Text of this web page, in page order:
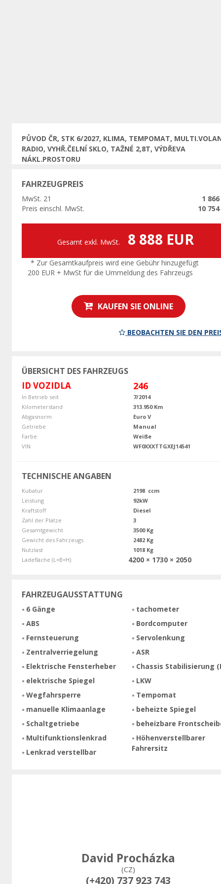
PŮVOD ČR, STK 6/2027, KLIMA, TEMPOMAT,
RADIO, VYHŘ.ČELNÍ SKLO, TAŽNÉ 2,8T, VÝDŘEVA
NÁKL.PROSTORU
FAHRZEUGPREIS
MwSt. 21
1 866
Preis einschl. MwSt.
10 754
Gesamt exkl. MwSt. 8 888 EUR
* Zur Gesamtkaufpreis wird eine Gebühr hinzugefügt
200 EUR + MwSt für die Ummeldung des Fahrzeugs
KAUFEN SIE ONLINE
BEOBACHTEN SIE DEN
ÜBERSICHT DES FAHRZEUGS
ID VOZIDLA 246
In Betrieb seit
7/2014
Kilometerstand
313.950 Km
Abgasnorm
Euro V
Getriebe
Manual
Farbe
Weiße
VIN
WF0XXXTTGXEJ14541
TECHNISCHE ANGABEN
Kubatur
2198 ccm
Leistung
92kW
Kraftstoff
Diesel
Zahl der Plätze
3
Gesamtgewicht
3500 Kg
Gewicht des Fahrzeugs
2482 Kg
Nutzlast
1018 Kg
Ladefläche (L×B×H)
4200 × 1730 × 2050
FAHRZEUGAUSSTATTUNG
6 Gänge
ABS
Fernsteuerung
Zentralverriegelung
Elektrische Fensterheber
elektrische Spiegel
Wegfahrsperre
manuelle Klimaanlage
Schaltgetriebe
Multifunktionslenkrad
Lenkrad verstellbar
tachometer
Bordcomputer
Servolenkung
ASR
Chassis Stabilisierung
LKW
Tempomat
beheizte Spiegel
beheizbare
Höhenverstellbarer
Fahrersitz
David Procházka
(CZ)
(+420) 737 923 743